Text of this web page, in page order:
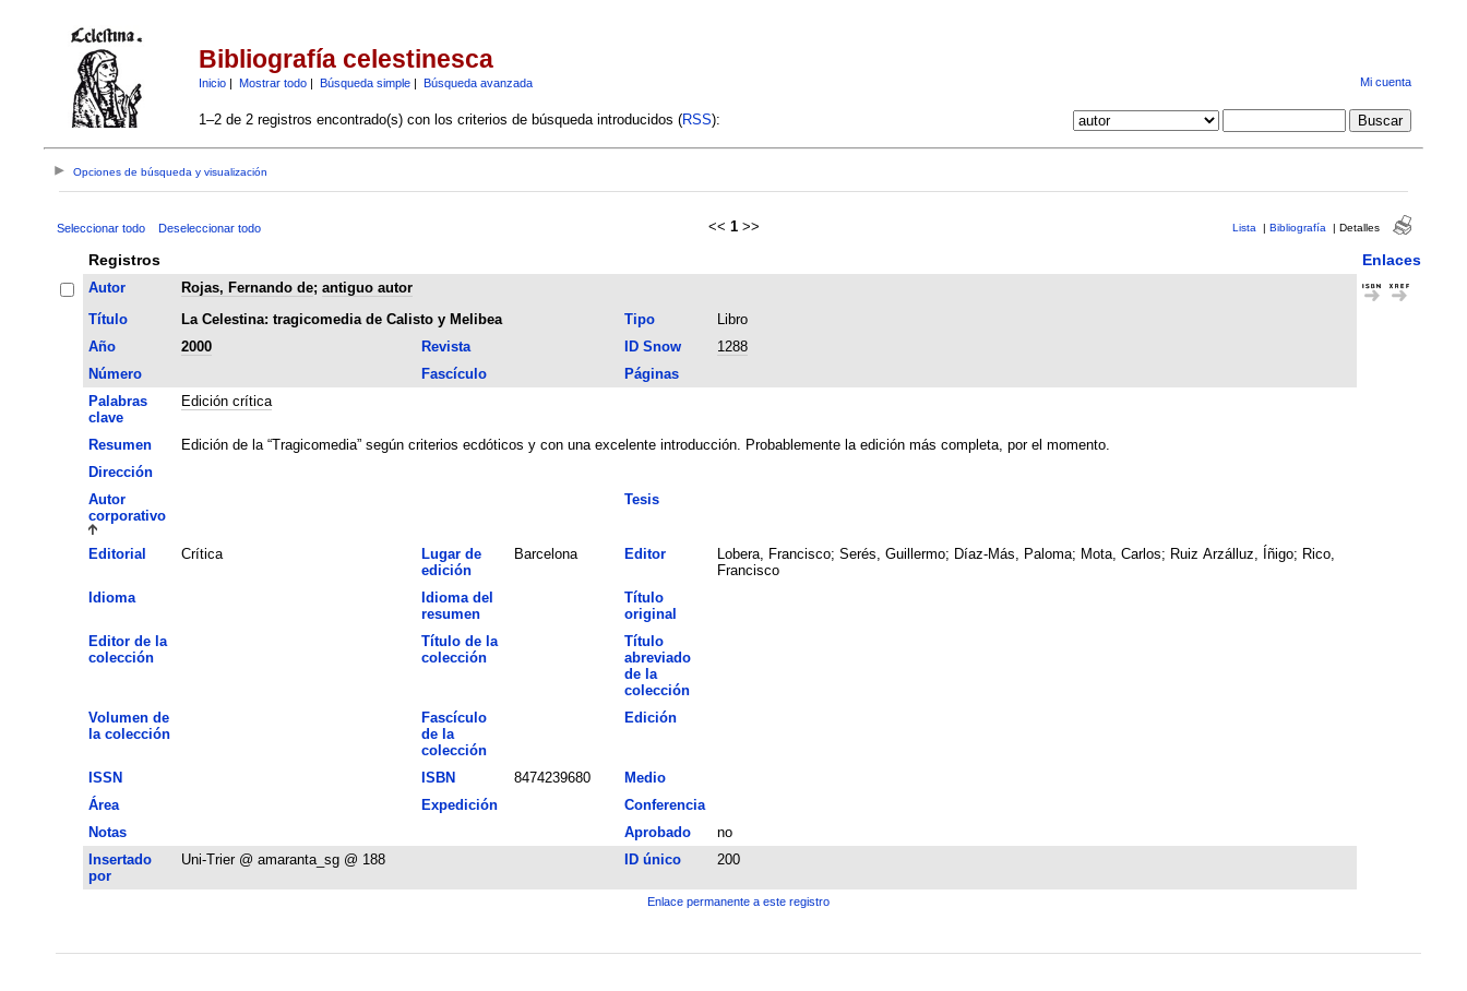
Bibliografía celestinesca
Inicio| Mostrar todo| Búsqueda simple| Búsqueda avanzada Mi cuenta
1–2 de 2 registros encontrado(s) con los criterios de búsqueda introducidos (RSS):
Opciones de búsqueda y visualización
Seleccionar todo Deseleccionar todo << 1 >> Lista | Bibliografía | Detalles
Registros Enlaces
Autor Rojas, Fernando de; antiguo autor
Título
La Celestina: tragicomedia de Calisto y Melibea Tipo
Libro
Año
2000 Revista ID Snow
1288
Número
Fascículo
Páginas
Palabras
clave
Edición crítica
Resumen
Edición de la “Tragicomedia” según criterios ecdóticos y con una excelente introducción. Probablemente la edición más completa, por el momento.
Dirección
Autor
corporativo
Tesis
Editorial Crítica
Lugar de
edición
Barcelona Editor
Lobera, Francisco; Serés, Guillermo; Díaz-Más, Paloma; Mota, Carlos; Ruiz Arzálluz, Íñigo; Rico,
Francisco
Idioma
Idioma del
resumen
Título
original
Editor de la
colección
Título de la
colección
Título
abreviado
de la
colección
Volumen de
la colección
Fascículo
de la
colección
Edición
ISSN ISBN 8474239680
Medio
Área
Expedición
Conferencia
Notas
Aprobado
no
Insertado
por
Uni-Trier @ amaranta_sg @ 188 ID único 200
Enlace permanente a este registro